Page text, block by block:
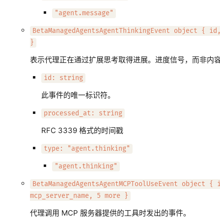
"agent.message"
BetaManagedAgentsAgentThinkingEvent object {
}
表示代理正在通过扩展思考取得进展。进度信号，而非内
id: string
此事件的唯一标识符。
processed_at: string
RFC 3339 格式的时间戳
type: "agent.thinking"
"agent.thinking"
BetaManagedAgentsAgentMCPToolUseEvent
mcp_server_name, 5 more }
代理调用 MCP 服务器提供的工具时发出的事件。